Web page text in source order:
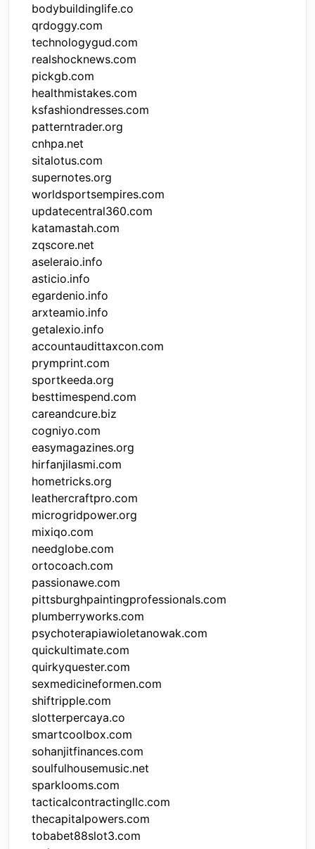
bodybuildinglife.co
qrdoggy.com
technologygud.com
realshocknews.com
pickgb.com
healthmistakes.com
ksfashiondresses.com
patterntrader.org
cnhpa.net
sitalotus.com
supernotes.org
worldsportsempires.com
updatecentral360.com
katamastah.com
zqscore.net
aseleraio.info
asticio.info
egardenio.info
arxteamio.info
getalexio.info
accountaudittaxcon.com
prymprint.com
sportkeeda.org
besttimespend.com
careandcure.biz
cogniyo.com
easymagazines.org
hirfanjilasmi.com
hometricks.org
leathercraftpro.com
microgridpower.org
mixiqo.com
needglobe.com
ortocoach.com
passionawe.com
pittsburghpaintingprofessionals.com
plumberryworks.com
psychoterapiawioletanowak.com
quickultimate.com
quirkyquester.com
sexmedicineformen.com
shiftripple.com
slotterpercaya.co
smartcoolbox.com
sohanjitfinances.com
soulfulhousemusic.net
sparklooms.com
tacticalcontractingllc.com
thecapitalpowers.com
tobabet88slot3.com